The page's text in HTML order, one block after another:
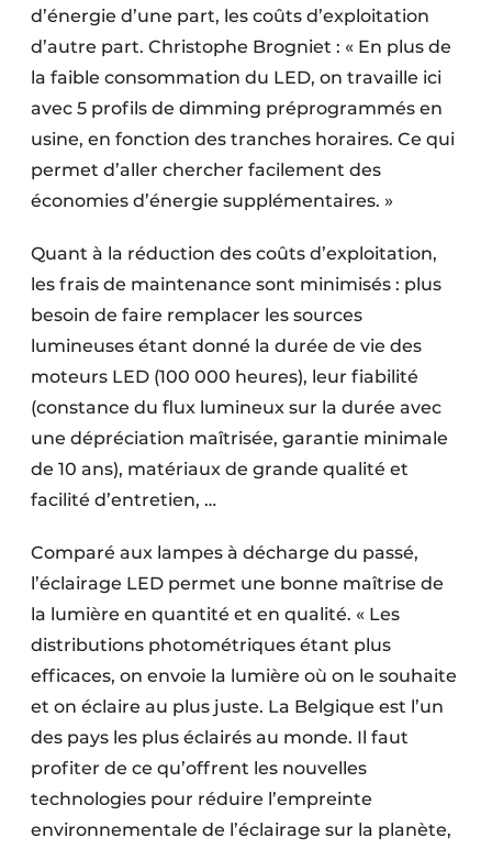
d’énergie d’une part, les coûts d’exploitation
d’autre part. Christophe Brogniet : « En plus de
la faible consommation du LED, on travaille ici
avec 5 profils de dimming préprogrammés en
usine, en fonction des tranches horaires. Ce qui
permet d’aller chercher facilement des
économies d’énergie supplémentaires. »
Quant à la réduction des coûts d’exploitation,
les frais de maintenance sont minimisés : plus
besoin de faire remplacer les sources
lumineuses étant donné la durée de vie des
moteurs LED (100 000 heures), leur fiabilité
(constance du flux lumineux sur la durée avec
une dépréciation maîtrisée, garantie minimale
de 10 ans), matériaux de grande qualité et
facilité d’entretien, …
Comparé aux lampes à décharge du passé,
l’éclairage LED permet une bonne maîtrise de
la lumière en quantité et en qualité. « Les
distributions photométriques étant plus
efficaces, on envoie la lumière où on le souhaite
et on éclaire au plus juste. La Belgique est l’un
des pays les plus éclairés au monde. Il faut
profiter de ce qu’offrent les nouvelles
technologies pour réduire l’empreinte
environnementale de l’éclairage sur la planète,